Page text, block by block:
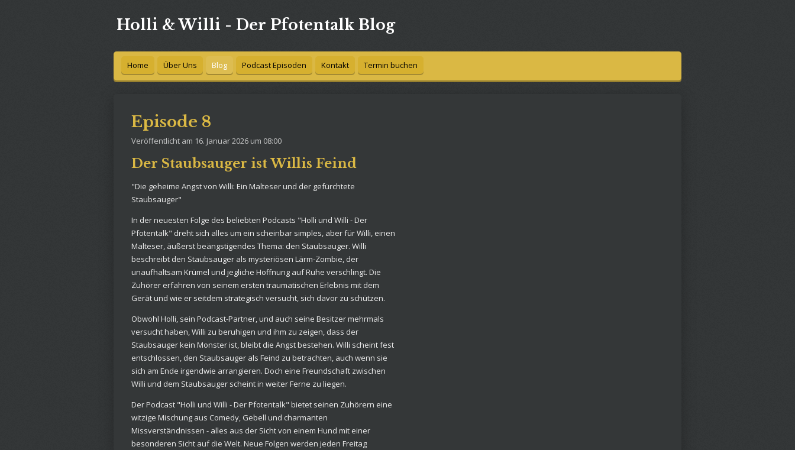
Holli & Willi - Der Pfotentalk Blog
Home Über Uns Blog Podcast Episoden Kontakt Termin buchen
Episode 8
Veröffentlicht am 16. Januar 2026 um 08:00
Der Staubsauger ist Willis Feind
"Die geheime Angst von Willi: Ein Malteser und der gefürchtete
Staubsauger"
In der neuesten Folge des beliebten Podcasts "Holli und Willi - Der
Pfotentalk" dreht sich alles um ein scheinbar simples, aber für Willi, einen
Malteser, äußerst beängstigendes Thema: den Staubsauger. Willi
beschreibt den Staubsauger als mysteriösen Lärm-Zombie, der
unaufhaltsam Krümel und jegliche Hoffnung auf Ruhe verschlingt. Die
Zuhörer erfahren von seinem ersten traumatischen Erlebnis mit dem
Gerät und wie er seitdem strategisch versucht, sich davor zu schützen.
Obwohl Holli, sein Podcast-Partner, und auch seine Besitzer mehrmals
versucht haben, Willi zu beruhigen und ihm zu zeigen, dass der
Staubsauger kein Monster ist, bleibt die Angst bestehen. Willi scheint fest
entschlossen, den Staubsauger als Feind zu betrachten, auch wenn sie
sich am Ende irgendwie arrangieren. Doch eine Freundschaft zwischen
Willi und dem Staubsauger scheint in weiter Ferne zu liegen.
Der Podcast "Holli und Willi - Der Pfotentalk" bietet seinen Zuhörern eine
witzige Mischung aus Comedy, Gebell und charmanten
Missverständnissen - alles aus der Sicht von einem Hund mit einer
besonderen Sicht auf die Welt. Neue Folgen werden jeden Freitag